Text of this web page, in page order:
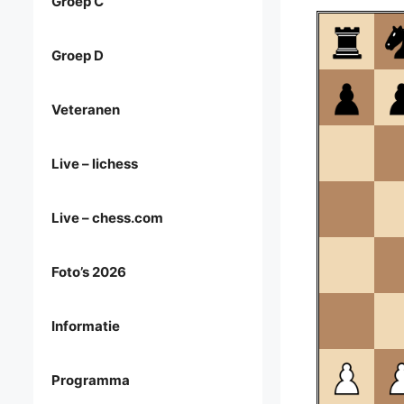
Groep D
Veteranen
Live – lichess
Live – chess.com
Foto’s 2026
Informatie
Programma